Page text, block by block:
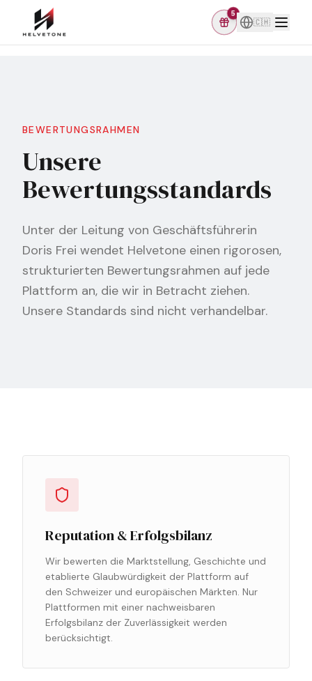
5
🇨🇭
BEWERTUNGSRAHMEN
Unsere
Bewertungsstandards
Unter der Leitung von Geschäftsführerin
Doris Frei wendet Helvetone einen rigorosen,
strukturierten Bewertungsrahmen auf jede
Plattform an, die wir in Betracht ziehen.
Unsere Standards sind nicht verhandelbar.
Reputation & Erfolgsbilanz
Wir bewerten die Marktstellung, Geschichte und
etablierte Glaubwürdigkeit der Plattform auf
den Schweizer und europäischen Märkten. Nur
Plattformen mit einer nachweisbaren
Erfolgsbilanz der Zuverlässigkeit werden
berücksichtigt.